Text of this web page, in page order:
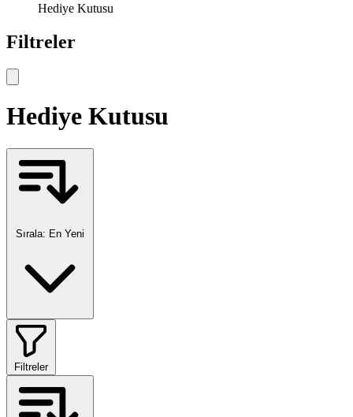
Hediye Kutusu
Filtreler
Hediye Kutusu
Sırala: En Yeni
Filtreler